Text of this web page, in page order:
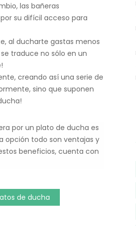
las bañeras
su difícil acceso para
al ducharte gastas menos
traduce no sólo en un
creando así una serie de
sino que suponen
por un plato de ducha es
opción todo son ventajas y
beneficios, cuenta con
de ducha